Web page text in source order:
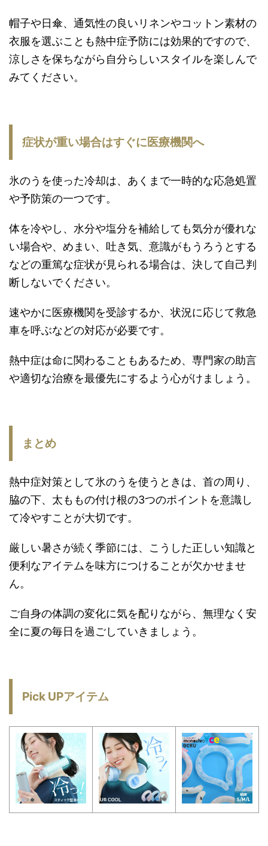
帽子や日傘、通気性の良いリネンやコットン素材の
衣服を選ぶことも熱中症予防には効果的ですので、
涼しさを保ちながら自分らしいスタイルを楽しんで
みてください。
症状が重い場合はすぐに医療機関へ
氷のうを使った冷却は、あくまで一時的な応急処置
や予防策の一つです。
体を冷やし、水分や塩分を補給しても気分が優れな
い場合や、めまい、吐き気、意識がもうろうとする
などの重篤な症状が見られる場合は、決して自己判
断しないでください。
速やかに医療機関を受診するか、状況に応じて救急
車を呼ぶなどの対応が必要です。
熱中症は命に関わることもあるため、専門家の助言
や適切な治療を最優先にするよう心がけましょう。
まとめ
熱中症対策として氷のうを使うときは、首の周り、
脇の下、太ももの付け根の3つのポイントを意識し
て冷やすことが大切です。
厳しい暑さが続く季節には、こうした正しい知識と
便利なアイテムを味方につけることが欠かせませ
ん。
ご自身の体調の変化に気を配りながら、無理なく安
全に夏の毎日を過ごしていきましょう。
Pick UPアイテム